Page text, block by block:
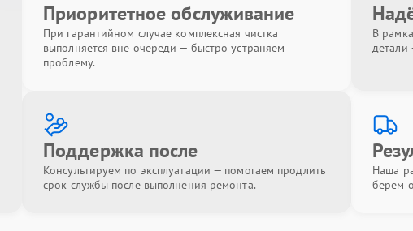
Приоритетное обслуживание
При гарантийном случае комплексная чистка
выполняется вне очереди — быстро устраняем
проблему.
В
детали
Поддержка после
Консультируем по эксплуатации — помогаем продлить
срок службы после выполнения ремонта.
Наша
берём